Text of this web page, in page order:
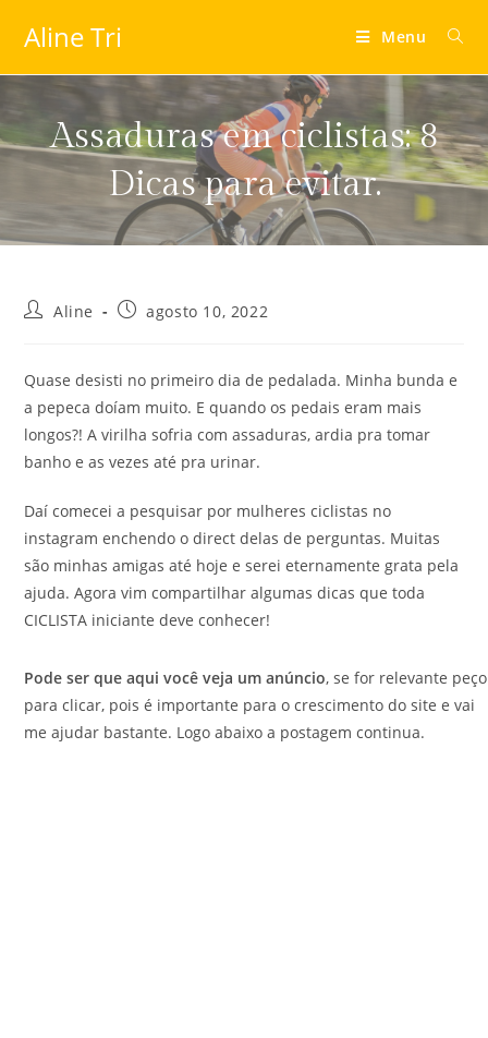
Aline Tri Menu
Assaduras em ciclistas: 8
Dicas para evitar.
Aline agosto 10, 2022
Quase desisti no primeiro dia de pedalada. Minha bunda e
a pepeca doíam muito. E quando os pedais eram mais
longos?! A virilha sofria com assaduras, ardia pra tomar
banho e as vezes até pra urinar.
Daí comecei a pesquisar por mulheres ciclistas no
instagram enchendo o direct delas de perguntas. Muitas
são minhas amigas até hoje e serei eternamente grata pela
ajuda. Agora vim compartilhar algumas dicas que toda
CICLISTA iniciante deve conhecer!
Pode ser que aqui você veja um anúncio, se for relevante peço
para clicar, pois é importante para o crescimento do site e vai
me ajudar bastante. Logo abaixo a postagem continua.